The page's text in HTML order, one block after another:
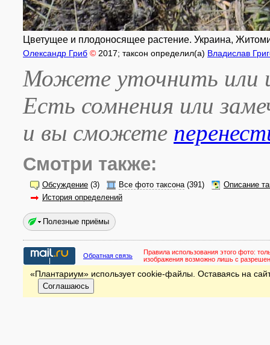
Цветущее и плодоносящее растение. Украина,
Олександр Гриб © 2017; таксон определил(а) Владислав
Можете уточнить или
Есть сомнения или
и вы сможете
Смотри также:
Обсуждение (3) Все фото таксона(391)
Описание
История определений
Полезные приёмы
Обратная связь Правила использования этого фото:
изображения возможно лишь с
«Плантариум» использует cookie-файлы. Оставаясь на
Соглашаюсь